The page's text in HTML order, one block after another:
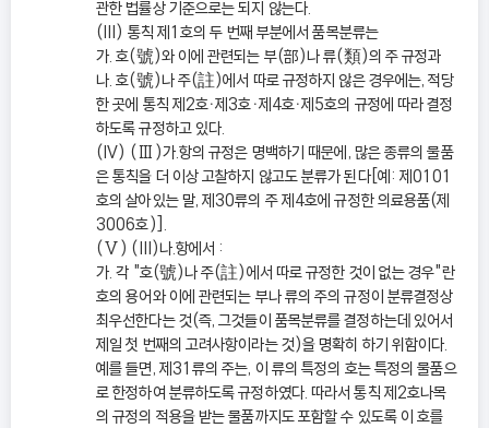
관한 법률상 기준으로는 되지 않는다.
(III) 통칙 제1호의 두 번째 부분에서 품목분류는
가. 호(號)와 이에 관련되는 부(部)나 류(類)의 주 규정과
나. 호(號)나 주(註)에서 따로 규정하지 않은 경우에는, 적당
한 곳에 통칙 제2호ㆍ제3호ㆍ제4호ㆍ제5호의 규정에 따라 결정
하도록 규정하고 있다.
(IV) (Ⅲ)가.항의 규정은 명백하기 때문에, 많은 종류의 물품
은 통칙을 더 이상 고찰하지 않고도 분류가 된다[예: 제0101
호의 살아있는 말, 제30류의 주 제4호에 규정한 의료용품(제
3006호)].
(Ⅴ) (III)나.항에서 :
가. 각 "호(號)나 주(註)에서 따로 규정한 것이 없는 경우"란
호의 용어와 이에 관련되는 부나 류의 주의 규정이 분류결정상
최우선한다는 것(즉, 그것들이 품목분류를 결정하는데 있어서
제일 첫 번째의 고려사항이라는 것)을 명확히 하기 위함이다.
예를 들면, 제31류의 주는, 이 류의 특정의 호는 특정의 물품으
로 한정하여 분류하도록 규정하였다. 따라서 통칙 제2호나목
의 규정의 적용을 받는 물품까지도 포함할 수 있도록 이 호를